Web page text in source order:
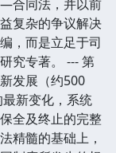
合同法，并以前
复杂的争议解决
，而是立足于司
究专著。 --- 第
发展（约500
新变化，系统
全及终止的完整
精髓的基础上，